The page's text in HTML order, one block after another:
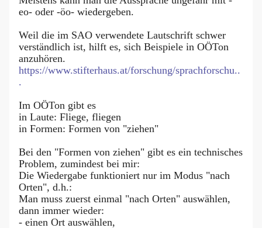
eo- oder -öo- wiedergeben.
Weil die im SAO verwendete Lautschrift schwer
verständlich ist, hilft es, sich Beispiele in OÖTon
anzuhören.
https://www.stifterhaus.at/forschung/sprachforschu..
.
Im OÖTon gibt es
in Laute: Fliege, fliegen
in Formen: Formen von "ziehen"
Bei den "Formen von ziehen" gibt es ein technisches
Problem, zumindest bei mir:
Die Wiedergabe funktioniert nur im Modus "nach
Orten", d.h.:
Man muss zuerst einmal "nach Orten" auswählen,
dann immer wieder:
- einen Ort auswählen,